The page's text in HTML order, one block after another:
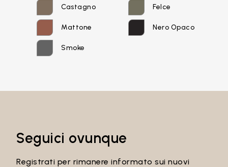
Castagno Felce
Mattone Nero Opaco
Smoke
Seguici ovunque
Registrati per rimanere informato sui nuovi